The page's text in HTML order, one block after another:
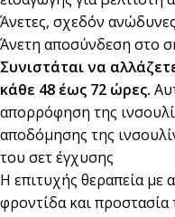
Άνετες, σχεδόν
Άνετη αποσύνδεση στο
Συνιστάται να
κάθε 48 έως 72 ώρες.
απορρόφηση της
αποδόμησης της
του σετ έγχυσης
Η επιτυχής θεραπεία με
φροντίδα και